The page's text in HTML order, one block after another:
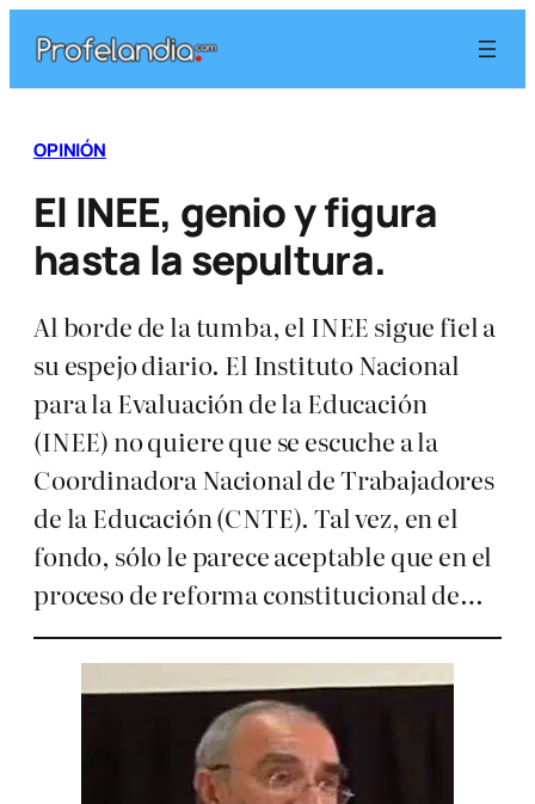
contenido
OPINIÓN
El INEE, genio y figura
hasta la sepultura.
Al borde de la tumba, el INEE sigue fiel a
su espejo diario. El Instituto Nacional
para la Evaluación de la Educación
(INEE) no quiere que se escuche a la
Coordinadora Nacional de Trabajadores
de la Educación (CNTE). Tal vez, en el
fondo, sólo le parece aceptable que en el
proceso de reforma constitucional de…